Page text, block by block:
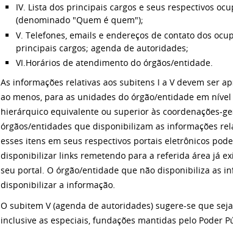
IV. Lista dos principais cargos e seus respectivos
(denominado "Quem é quem");
V. Telefones, emails e endereços de contato dos
principais cargos; agenda de autoridades;
VI.Horários de atendimento do órgãos/entidade.
As informações relativas aos subitens I a V devem ser
ao menos, para as unidades do órgão/entidade em nível
hierárquico equivalente ou superior às coordenações-
órgãos/entidades que disponibilizam as informações
esses itens em seus respectivos portais eletrônicos
disponibilizar links remetendo para a referida área já
seu portal. O órgão/entidade que não disponibiliza as
disponibilizar a informação.
O subitem V (agenda de autoridades) sugere-se que
inclusive as especiais, fundações mantidas pelo Poder